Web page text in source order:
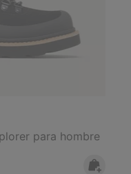
para hombre